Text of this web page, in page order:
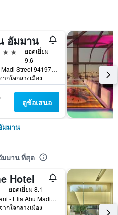
อัมมาน
ยอดเยี่ยม
9.6
7 Illiyah Madi Street 941977, อัมมาน, จอร์แดน
ากใจกลางเมือง
ดูข้อเสนอ
มมาน
มมาน ที่สุด
Hotel
ยอดเยี่ยม 8.1
Shmeisani - Elia Abu Madi street - 1, อัมมาน, จอร์แดน
ากใจกลางเมือง